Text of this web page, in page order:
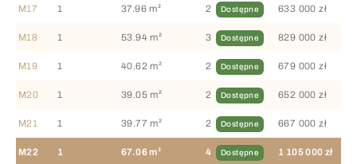
M17 1 37.96 m² 2 Dostępne 633 000 zł
M18 1 53.94 m² 3 Dostępne 829 000 zł
M19 1 40.62 m² 2 Dostępne 679 000 zł
M20 1 39.05 m² 2 Dostępne 652 000 zł
M21 1 39.77 m² 2 Dostępne 667 000 zł
M22 1 67.06 m² 4 Dostępne 1 105 000 zł